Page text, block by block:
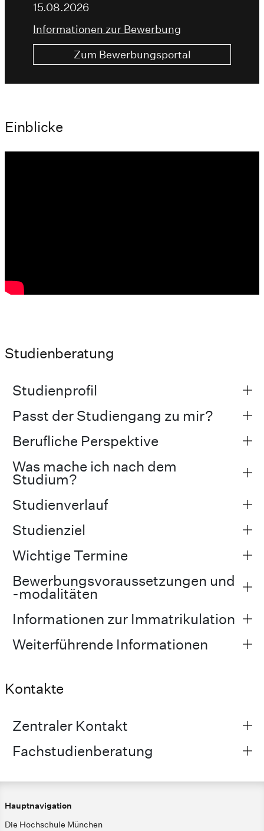
15.08.2026
Informationen zur Bewerbung
Zum Bewerbungsportal
Einblicke
Studienberatung
Studienprofil
Passt der Studiengang zu mir?
Berufliche Perspektive
Was mache ich nach dem
Studium?
Studienverlauf
Studienziel
Wichtige Termine
Bewerbungsvoraussetzungen und
-modalitäten
Informationen zur Immatrikulation
Weiterführende Informationen
Kontakte
Zentraler Kontakt
Fachstudienberatung
Hauptnavigation
Die Hochschule München